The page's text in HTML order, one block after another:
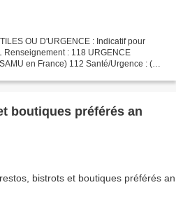
OU D'URGENCE : Indicatif pour
Renseignement : 118 URGENCE
en France) 112 Santé/Urgence : (1er
préférés an